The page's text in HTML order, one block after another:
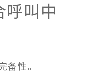
呼叫中
备性。